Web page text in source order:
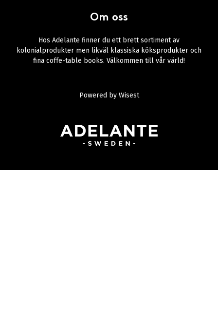
Om oss
Hos Adelante finner du ett brett sortiment av
kolonialprodukter men likväl klassiska köksprodukter och
fina coffe-table books. Välkommen till vår värld!
Powered by Wisest